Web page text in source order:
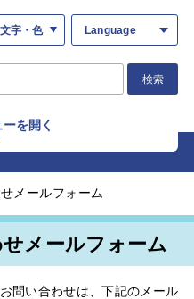
文字・色 Language
検索
ーを開く
メールフォーム
メールフォーム
問い合わせは、下記のメール